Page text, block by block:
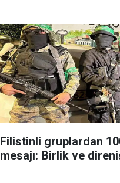
Filistinli gruplardan
mesajı: Birlik ve